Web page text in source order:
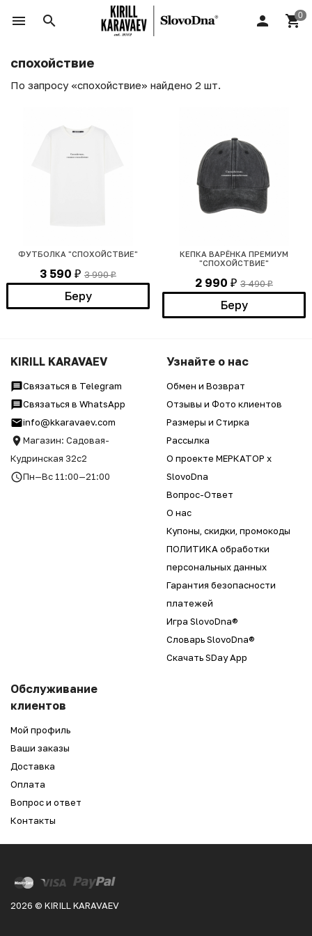
спохойствие
По запросу «спохойствие» найдено 2 шт.
ФУТБОЛКА "СПОХОЙСТВИЕ"
3 590 ₽ 3 990₽
Беру
КЕПКА ВАРЁНКА ПРЕМИУМ
"СПОХОЙСТВИЕ"
2 990 ₽ 3 490₽
Беру
KIRILL KARAVAEV
Связаться в Telegram
Связаться в WhatsApp
info@kkaravaev.com
Магазин: Садовая-
Кудринская 32с2
Пн—Вс 11:00—21:00
Узнайте о нас
Обмен и Возврат
Отзывы и Фото клиентов
Размеры и Стирка
Рассылка
О проекте МЕРКАТОР x
SlovoDna
Вопрос-Ответ
О нас
Купоны, скидки, промокоды
ПОЛИТИКА обработки
персональных данных
Гарантия безопасности
платежей
Игра SlovoDna®
Словарь SlovoDna®
Скачать SDay App
Обслуживание
клиентов
Мой профиль
Ваши заказы
Доставка
Оплата
Вопрос и ответ
Контакты
2026 © KIRILL KARAVAEV